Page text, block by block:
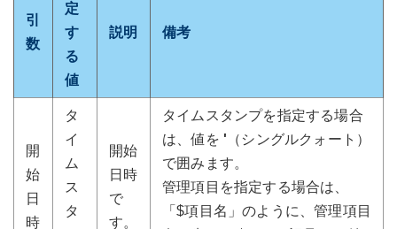
引
数
定
す
る
値
説明 備考
開
始
日
時
タ
イ
ム
ス
タ
開始
日時
で
す。
タイムスタンプを指定する場合
は、値を ' （シングルクォート）
で囲みます。
管理項目を指定する場合は、
「$項目名」のように、管理項目